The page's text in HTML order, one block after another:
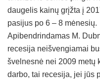
daugelis kainų grįžta į
pasijus po 6 – 8 mėnesių.
Apibendrindamas M.
recesija neišvengiamai
švelnesnė nei 2009 metų
darbo, tai recesija, jei jūs